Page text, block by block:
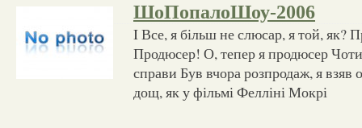
ШоПопалоШоу-2006
I Все, я більш не слюсар, я той, як?
Продюсер! О, тепер я продюсер
справи Був вчора розпродаж, я взяв
дощ, як у фільмі Фелліні Мокрі